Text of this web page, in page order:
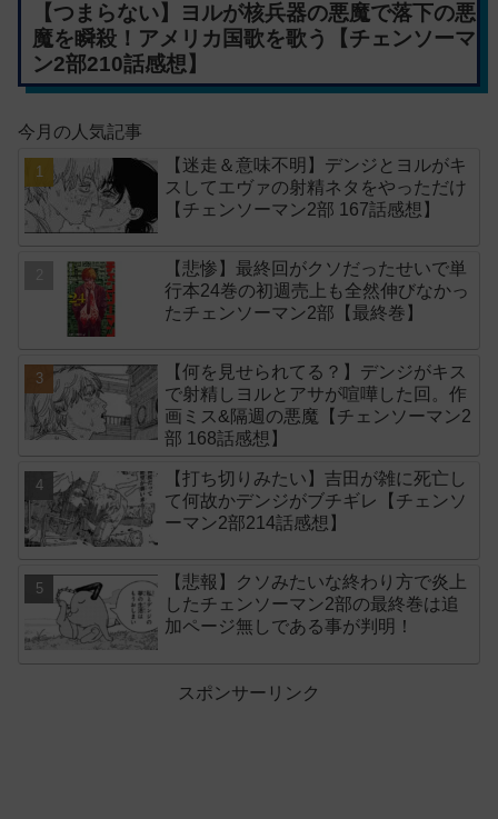
【つまらない】ヨルが核兵器の悪魔で落下の悪
魔を瞬殺！アメリカ国歌を歌う【チェンソーマ
ン2部210話感想】
今月の人気記事
【迷走＆意味不明】デンジとヨルがキ
スしてエヴァの射精ネタをやっただけ
【チェンソーマン2部 167話感想】
【悲惨】最終回がクソだったせいで単
行本24巻の初週売上も全然伸びなかっ
たチェンソーマン2部【最終巻】
【何を見せられてる？】デンジがキス
で射精しヨルとアサが喧嘩した回。作
画ミス&隔週の悪魔【チェンソーマン2
部 168話感想】
【打ち切りみたい】吉田が雑に死亡し
て何故かデンジがブチギレ【チェンソ
ーマン2部214話感想】
【悲報】クソみたいな終わり方で炎上
したチェンソーマン2部の最終巻は追
加ページ無しである事が判明！
スポンサーリンク